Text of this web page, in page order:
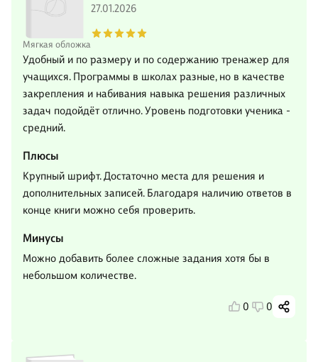
Мягкая обложка
27.01.2026
Удобный и по размеру и по содержанию тренажер для
учащихся. Программы в школах разные, но в качестве
закрепления и набивания навыка решения различных
задач подойдёт отлично. Уровень подготовки ученика -
средний.
Плюсы
Крупный шрифт. Достаточно места для решения и
дополнительных записей. Благодаря наличию ответов в
конце книги можно себя проверить.
Минусы
Можно добавить более сложные задания хотя бы в
небольшом количестве.
0 0